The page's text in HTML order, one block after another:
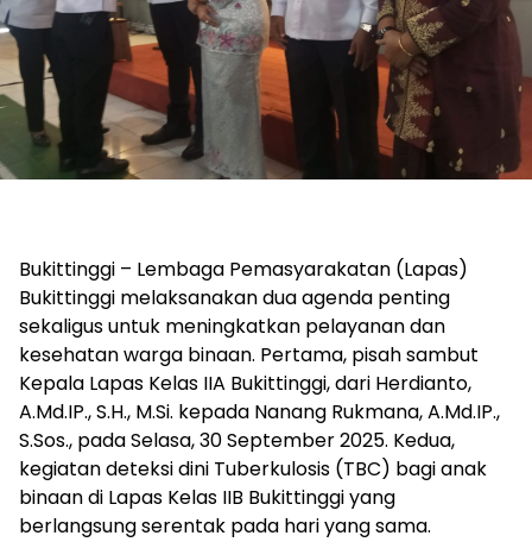
Bukittinggi – Lembaga Pemasyarakatan (Lapas)
Bukittinggi melaksanakan dua agenda penting
sekaligus untuk meningkatkan pelayanan dan
kesehatan warga binaan. Pertama, pisah sambut
Kepala Lapas Kelas IIA Bukittinggi, dari Herdianto,
A.Md.IP., S.H., M.Si. kepada Nanang Rukmana, A.Md.IP.,
S.Sos., pada Selasa, 30 September 2025. Kedua,
kegiatan deteksi dini Tuberkulosis (TBC) bagi anak
binaan di Lapas Kelas IIB Bukittinggi yang
berlangsung serentak pada hari yang sama.